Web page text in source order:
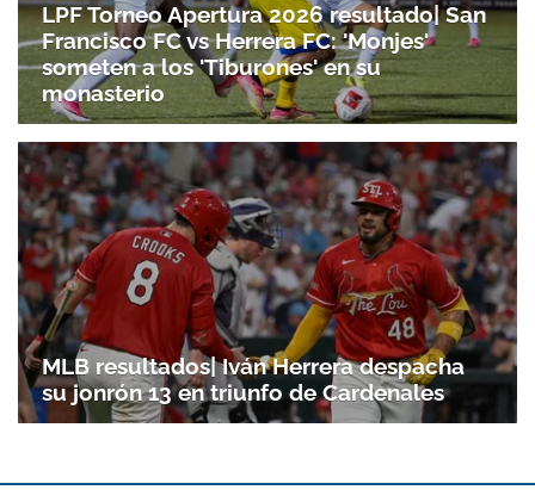
LPF Torneo Apertura 2026 resultado| San
Francisco FC vs Herrera FC: 'Monjes'
someten a los 'Tiburones' en su
monasterio
MLB resultados| Iván Herrera despacha
su jonrón 13 en triunfo de Cardenales